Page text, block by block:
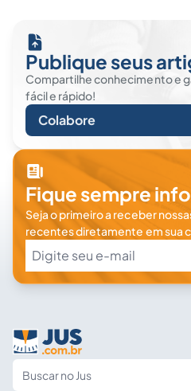
Publique seus
Compartilhe conhecimento e
fácil e rápido!
Colabore
Fique sempre
Seja o primeiro a receber
recentes diretamente em sua